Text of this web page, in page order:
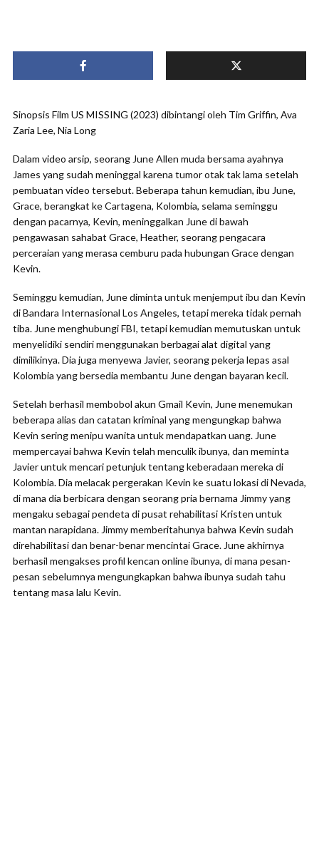
Sinopsis Film US MISSING (2023) dibintangi oleh Tim Griffin, Ava
Zaria Lee, Nia Long
Dalam video arsip, seorang June Allen muda bersama ayahnya
James yang sudah meninggal karena tumor otak tak lama setelah
pembuatan video tersebut. Beberapa tahun kemudian, ibu June,
Grace, berangkat ke Cartagena, Kolombia, selama seminggu
dengan pacarnya, Kevin, meninggalkan June di bawah
pengawasan sahabat Grace, Heather, seorang pengacara
perceraian yang merasa cemburu pada hubungan Grace dengan
Kevin.
Seminggu kemudian, June diminta untuk menjemput ibu dan Kevin
di Bandara Internasional Los Angeles, tetapi mereka tidak pernah
tiba. June menghubungi FBI, tetapi kemudian memutuskan untuk
menyelidiki sendiri menggunakan berbagai alat digital yang
dimilikinya. Dia juga menyewa Javier, seorang pekerja lepas asal
Kolombia yang bersedia membantu June dengan bayaran kecil.
Setelah berhasil membobol akun Gmail Kevin, June menemukan
beberapa alias dan catatan kriminal yang mengungkap bahwa
Kevin sering menipu wanita untuk mendapatkan uang. June
mempercayai bahwa Kevin telah menculik ibunya, dan meminta
Javier untuk mencari petunjuk tentang keberadaan mereka di
Kolombia. Dia melacak pergerakan Kevin ke suatu lokasi di Nevada,
di mana dia berbicara dengan seorang pria bernama Jimmy yang
mengaku sebagai pendeta di pusat rehabilitasi Kristen untuk
mantan narapidana. Jimmy memberitahunya bahwa Kevin sudah
direhabilitasi dan benar-benar mencintai Grace. June akhirnya
berhasil mengakses profil kencan online ibunya, di mana pesan-
pesan sebelumnya mengungkapkan bahwa ibunya sudah tahu
tentang masa lalu Kevin.